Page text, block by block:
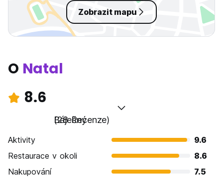
Zobrazit mapu
O Natal
8.6
Báječný
(28 Recenze)
Aktivity
9.6
Restaurace v okoli
8.6
Nakupování
7.5